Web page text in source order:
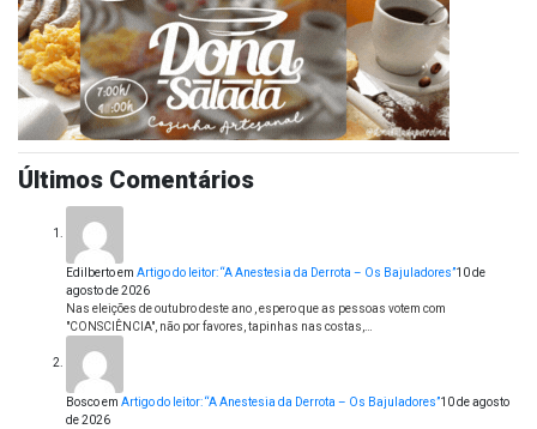
Últimos Comentários
Edilbertoem Artigo do leitor: “A Anestesia da Derrota – Os Bajuladores”10 de
agosto de 2026
Nas eleições de outubro deste ano , espero que as pessoas votem com
"CONSCIÊNCIA", não por favores, tapinhas nas costas,…
Boscoem Artigo do leitor: “A Anestesia da Derrota – Os Bajuladores”10 de agosto
de 2026